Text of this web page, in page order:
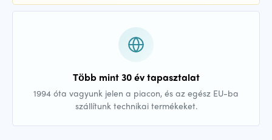
Több mint 30 év tapasztalat
1994 óta vagyunk jelen a piacon, és az egész EU-ba
szállítunk technikai termékeket.